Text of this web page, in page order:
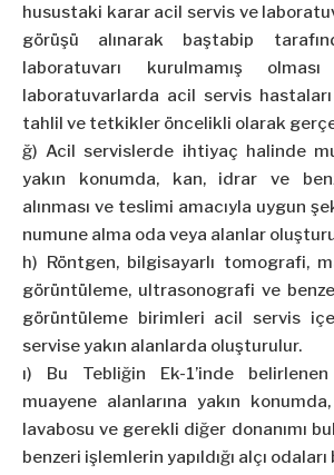
husustaki karar acil servis ve
görüşü alınarak baştabip
laboratuvarı kurulmamış
laboratuvarlarda acil servis
tahlil ve tetkikler öncelikli olarak
ğ) Acil servislerde ihtiyaç halinde
yakın konumda, kan, idrar ve
alınması ve teslimi amacıyla uygun
numune alma oda veya alanlar
h) Röntgen, bilgisayarlı tomografi,
görüntüleme, ultrasonografi ve
görüntüleme birimleri acil servis
servise yakın alanlarda oluşturulur.
ı) Bu Tebliğin Ek-1’inde
muayene alanlarına yakın
lavabosu ve gerekli diğer donanımı
benzeri işlemlerin yapıldığı alçı odaları